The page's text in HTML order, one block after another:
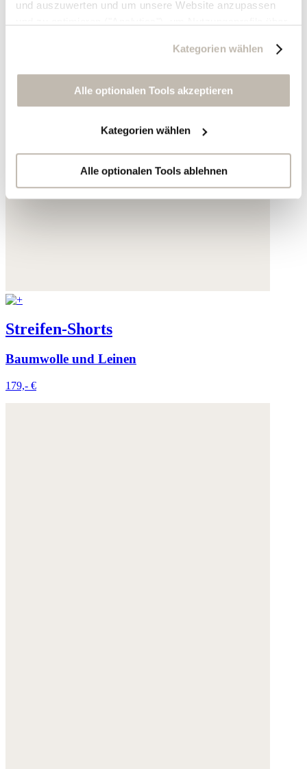
und auszuwerten und um unsere Website anzupassen
zu erstellen, um personalisierte Werbung auszuliefern,
Sie erneut mit Werbung anzusprechen sowie um unsere
Werbekampagnen auszuwerten ("Marketing").
Ihre Daten werden mit Dienstanbietern geteilt, die wir in
der Datenschutzerklärung genauer auflisten oder wenn
Sie auf "Kategorien wählen" klicken.
Indem Sie auf "Alle optionalen Tools akzeptieren" klicken,
AGB
Kategorien wählen
Alle optionalen Tools akzeptieren
Kategorien wählen
Alle optionalen Tools ablehnen
Streifen-Shorts
Baumwolle und Leinen
179,- €